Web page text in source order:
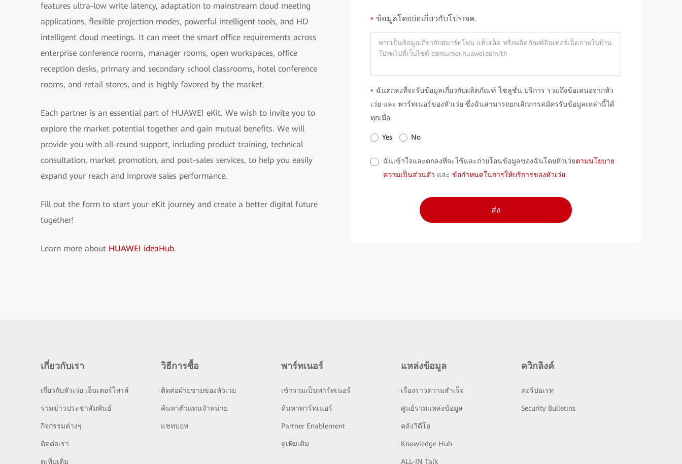
features ultra-low write latency, adaptation to mainstream cloud meeting
applications, flexible projection modes, powerful intelligent tools, and HD
intelligent cloud meetings. It can meet the smart office requirements across
enterprise conference rooms, manager rooms, open workspaces, office
reception desks, primary and secondary school classrooms, hotel conference
rooms, and retail stores, and is highly favored by the market.
Each partner is an essential part of HUAWEI eKit. We wish to invite you to
explore the market potential together and gain mutual benefits. We will
provide you with all-round support, including product training, technical
consultation, market promotion, and post-sales services, to help you easily
expand your reach and improve sales performance.
Fill out the form to start your eKit journey and create a better digital future
together!
Learn more about HUAWEI ideaHub.
* ข้อมูลโดยย่อเกี่ยวกับโปรเจค.
* ฉันตกลงที่จะรับข้อมูลเกี่ยวกับผลิตภัณฑ์ โซลูชั่น บริการ รวมถึงข้อเสนอจากหัว
เว่ย และ พาร์ทเนอร์ของหัวเว่ย ซึ่งฉันสามารถยกเลิกการสมัครรับข้อมูลเหล่านี้ได้
ทุกเมื่อ.
Yes No
ฉันเข้าใจและตกลงที่จะใช้และถ่ายโอนข้อมูลของฉันโดยหัวเว่ยตามนโยบาย
ความเป็นส่วนตัว และ ข้อกำหนดในการให้บริการของหัวเว่ย.
ส่ง
เกี่ยวกับเรา
เกี่ยวกับหัวเว่ย เอ็นเตอร์ไพรส์
รวมข่าวประชาสัมพันธ์
กิจกรรมต่างๆ
ติดต่อเรา
ดูเพิ่มเติม
วิธีการซื้อ
ติดต่อฝ่ายขายของหัวเว่ย
ค้นหาตัวแทนจำหน่าย
แชทบอท
พาร์ทเนอร์
เข้าร่วมเป็นพาร์ทเนอร์
ค้นหาพาร์ทเนอร์
Partner Enablement
ดูเพิ่มเติม
แหล่งข้อมูล
เรื่องราวความสำเร็จ
ศูนย์รวมแหล่งข้อมูล
คลังวิดีโอ
Knowledge Hub
ALL-IN Talk
ควิกลิงค์
คอร์ปอเรท
Security Bulletins